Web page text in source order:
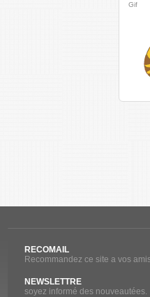
Gif
RECOMAIL
Recommandez ce site a vos
NEWSLETTRE
soyez informé des nouveautées.